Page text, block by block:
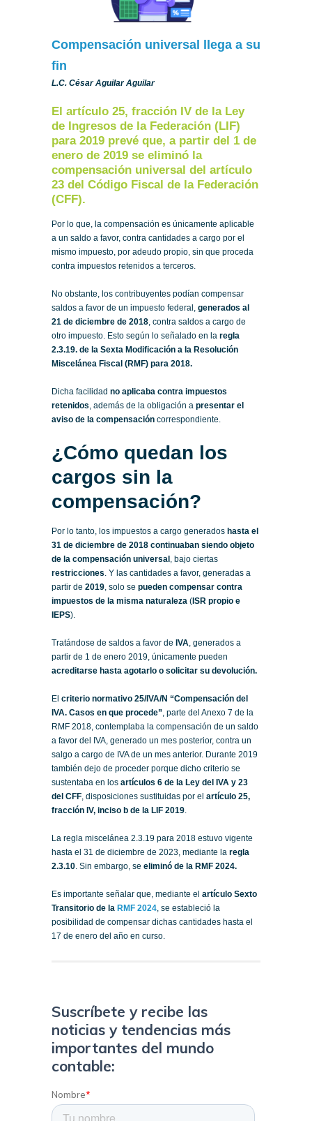
Compensación universal llega a su
fin
L.C. César Aguilar Aguilar
El artículo 25, fracción IV de la Ley
de Ingresos de la Federación (LIF)
para 2019 prevé que, a partir del 1 de
enero de 2019 se eliminó la
compensación universal del artículo
23 del Código Fiscal de la Federación
(CFF).
Por lo que, la compensación es únicamente aplicable
a un saldo a favor, contra cantidades a cargo por el
mismo impuesto, por adeudo propio, sin que proceda
contra impuestos retenidos a terceros.
No obstante, los contribuyentes podían compensar
saldos a favor de un impuesto federal, generados al
21 de diciembre de 2018, contra saldos a cargo de
otro impuesto. Esto según lo señalado en la regla
2.3.19. de la Sexta Modificación a la Resolución
Miscelánea Fiscal (RMF) para 2018.
Dicha facilidad no aplicaba contra impuestos
retenidos, además de la obligación a presentar el
aviso de la compensación correspondiente.
¿Cómo quedan los
cargos sin la
compensación?
Por lo tanto, los impuestos a cargo generados hasta el
31 de diciembre de 2018 continuaban siendo objeto
de la compensación universal , bajo ciertas
restricciones. Y las cantidades a favor, generadas a
partir de 2019, solo se pueden compensar contra
impuestos de la misma naturaleza ( ISR propio e
IEPS).
Tratándose de saldos a favor de IVA, generados a
partir de 1 de enero 2019, únicamente pueden
acreditarse hasta agotarlo o solicitar su devolución.
El criterio normativo 25/IVA/N “Compensación del
IVA. Casos en que procede”, parte del Anexo 7 de la
RMF 2018, contemplaba la compensación de un saldo
a favor del IVA, generado un mes posterior, contra un
salgo a cargo de IVA de un mes anterior. Durante 2019
también dejo de proceder porque dicho criterio se
sustentaba en los artículos 6 de la Ley del IVA y 23
del CFF, disposiciones sustituidas por el artículo 25,
fracción IV, inciso b de la LIF 2019.
La regla miscelánea 2.3.19 para 2018 estuvo vigente
hasta el 31 de diciembre de 2023, mediante la regla
2.3.10. Sin embargo, se eliminó de la RMF 2024.
Es importante señalar que, mediante el artículo Sexto
Transitorio de la RMF 2024, se estableció la
posibilidad de compensar dichas cantidades hasta el
17 de enero del año en curso.